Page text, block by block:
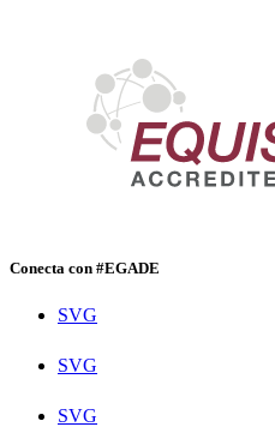
Conecta con #EGADE
SVG
SVG
SVG